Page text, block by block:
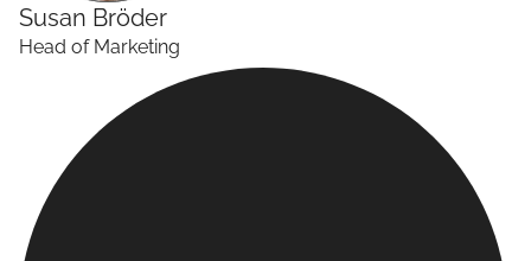
Susan Bröder
Head of Marketing